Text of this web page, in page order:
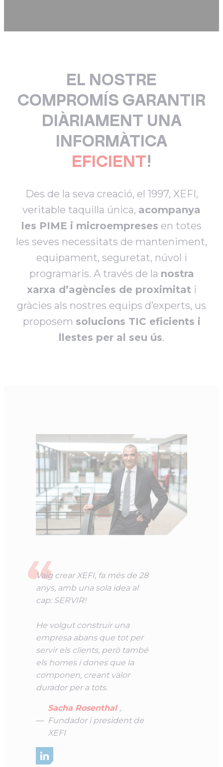
EL NOSTRE
COMPROMÍS GARANTIR
DIÀRIAMENT UNA
INFORMÀTICA
EFICIENT!
Des de la seva creació, el 1997, XEFI,
veritable taquilla única, acompanya
les PIME i microempreses en totes
les seves necessitats de manteniment,
equipament, seguretat, núvol i
programaris. A través de la nostra
xarxa d’agències de proximitati
gràcies als nostres equips d’experts, us
proposem solucions TIC eficients i
llestes per al seu ús.
Vaig crear XEFI, fa més de 28
anys, amb una sola idea al
cap: SERVIR!
He volgut construir una
empresa abans que tot per
servir els clients, però també
els homes i dones que la
componen, creant valor
durador per a tots.
Sacha Rosenthal ,
Fundador i president de
XEFI